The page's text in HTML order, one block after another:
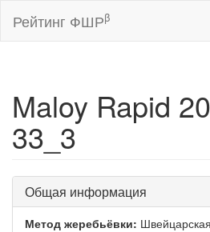
Рейтинг ФШРβ
Maloy Rapid
33_3
Общая информация
Метод жеребьёвки: Швейцарская